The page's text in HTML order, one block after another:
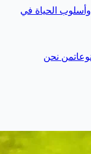
الحياة في
من نحن